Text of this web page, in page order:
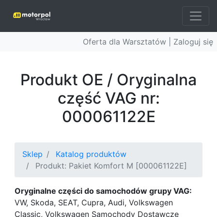
Oferta dla Warsztatów | Zaloguj się
Produkt OE / Oryginalna
część VAG nr:
000061122E
Sklep
Katalog produktów
Produkt: Pakiet Komfort M [000061122E]
Oryginalne części do samochodów grupy VAG:
VW, Skoda, SEAT, Cupra, Audi, Volkswagen
Classic, Volkswagen Samochody Dostawcze